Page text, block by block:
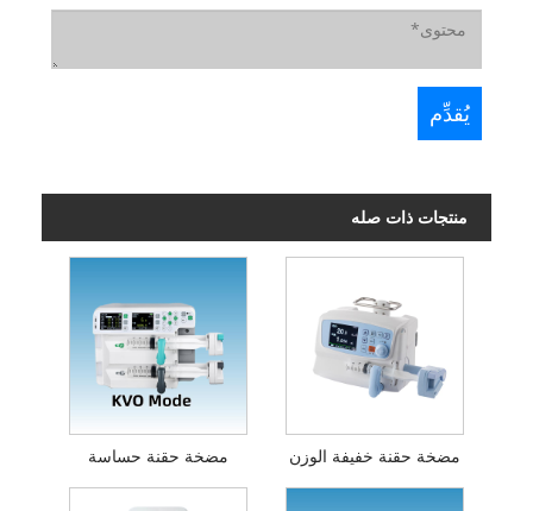
منتجات ذات صله
مضخة حقنة حساسة مضخة حقنة خفيفة الوزن